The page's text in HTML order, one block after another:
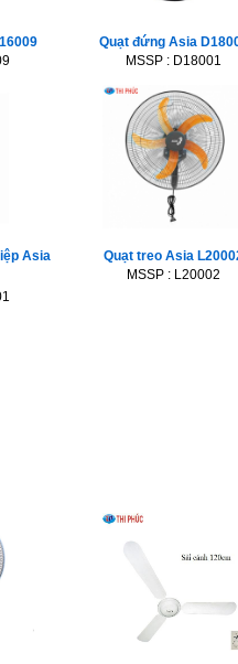
Quạt đứng Asia
MSSP : D18001
Asia
Quạt treo Asia
MSSP : L20002